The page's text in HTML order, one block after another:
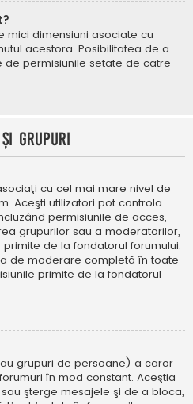
mici dimensiuni asociate cu
acestora. Posibilitatea de a
permisiunile setate de către
grupuri
cu cel mai mare nivel de
Aceşti utilizatori pot controla
permisiunile de acces,
grupurilor sau a moderatorilor,
de la fondatorul forumului.
de moderare completă în toate
primite de la fondatorul
grupuri de persoane) a căror
în mod constant. Aceştia
şterge mesajele şi de a bloca,